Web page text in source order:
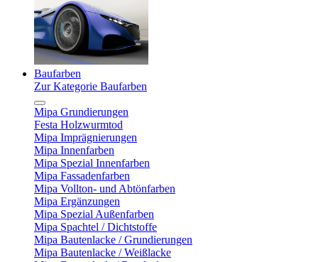
Baufarben
Zur Kategorie Baufarben
Mipa Grundierungen
Festa Holzwurmtod
Mipa Imprägnierungen
Mipa Innenfarben
Mipa Spezial Innenfarben
Mipa Fassadenfarben
Mipa Vollton- und Abtönfarben
Mipa Ergänzungen
Mipa Spezial Außenfarben
Mipa Spachtel / Dichtstoffe
Mipa Bautenlacke / Grundierungen
Mipa Bautenlacke / Weißlacke